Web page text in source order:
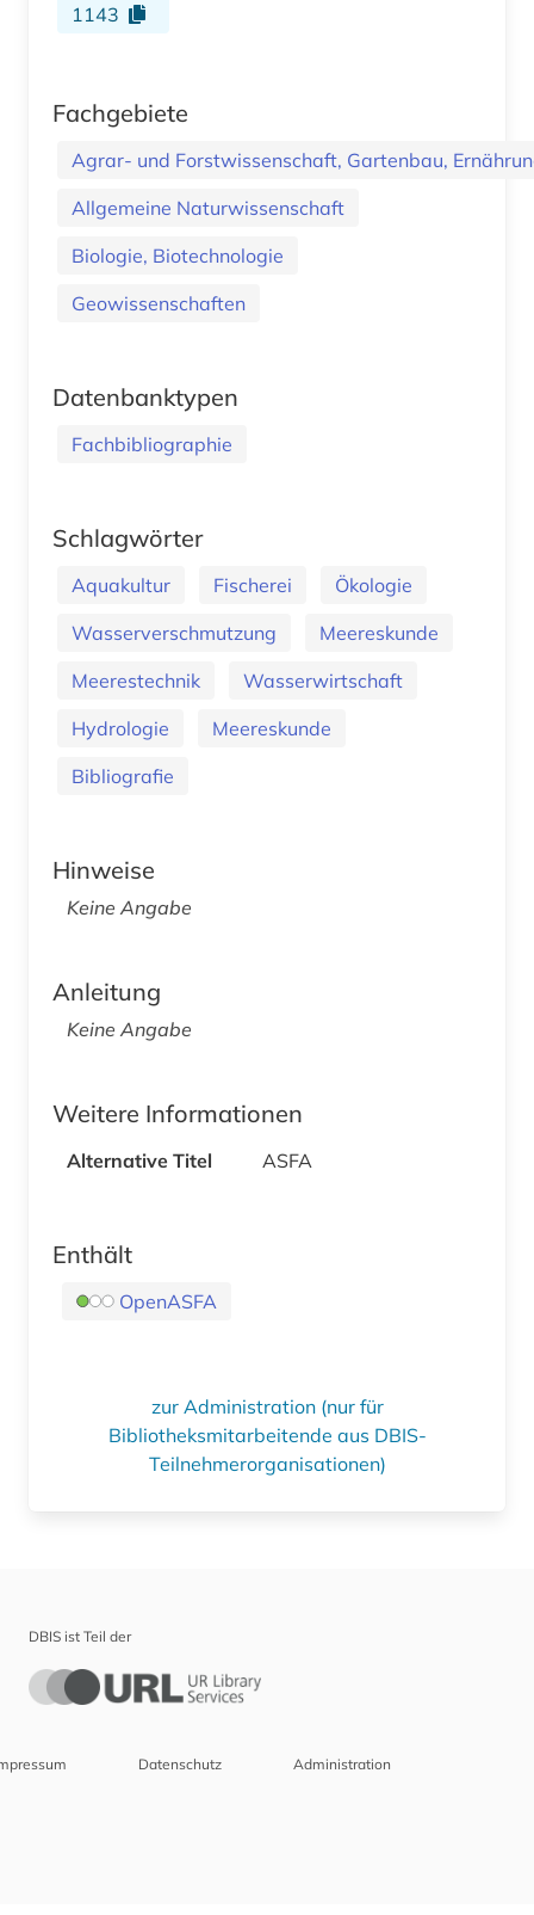
1143
Fachgebiete
Agrar- und Forstwissenschaft, Gartenbau,
Allgemeine Naturwissenschaft
Biologie, Biotechnologie
Geowissenschaften
Datenbanktypen
Fachbibliographie
Schlagwörter
Aquakultur Fischerei
Ökologie
Wasserverschmutzung
Meereskunde
Meerestechnik
Wasserwirtschaft
Hydrologie
Meereskunde
Bibliografie
Hinweise
Keine Angabe
Anleitung
Keine Angabe
Weitere Informationen
Alternative Titel ASFA
Enthält
OpenASFA
zur Administration (nur für
Bibliotheksmitarbeitende aus DBIS-
Teilnehmerorganisationen)
DBIS ist Teil der
Datenschutz Administration